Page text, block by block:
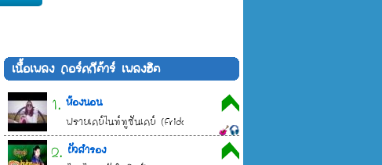
เนื้อเพลง คอร์ดกีต้าร์ เพลงฮิต
1. ห้องนอน
ฟรายเดย์ไนท์ทูซันเดย์ (Friday Night to Sunday)
2. ผัวสำรอง